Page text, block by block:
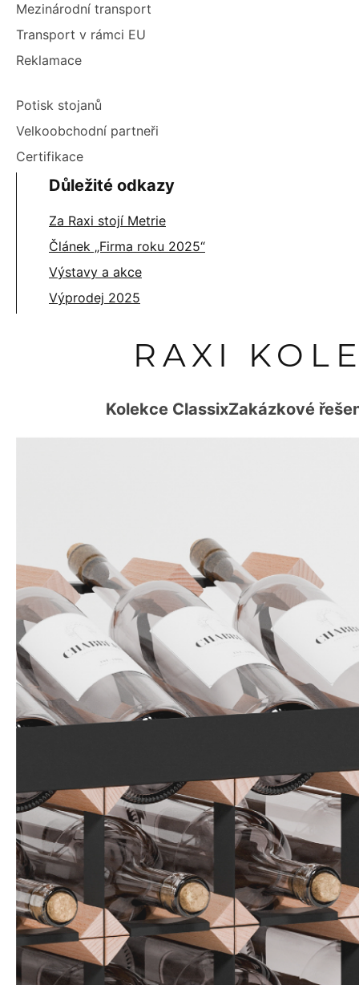
Mezinárodní transport
Transport v rámci EU
Reklamace
Potisk stojanů
Velkoobchodní partneři
Certifikace
Důležité odkazy
Za Raxi stojí Metrie
Článek „Firma roku 2025“
Výstavy a akce
Výprodej 2025
RAXI
Kolekce ClassixZakázkové